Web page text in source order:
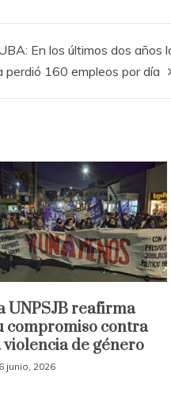
En los últimos dos años
perdió 160 empleos por día
UNPSJB reafirma
compromiso contra
violencia de género
6 junio, 2026